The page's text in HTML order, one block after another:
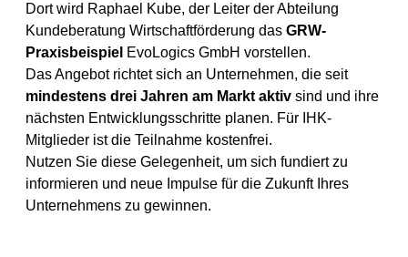
Dort wird Raphael Kube, der Leiter der Abteilung
Kundeberatung Wirtschaftförderung das GRW-
Praxisbeispiel EvoLogics GmbH vorstellen.
Das Angebot richtet sich an Unternehmen, die seit
mindestens drei Jahren am Markt aktiv sind und ihre
nächsten Entwicklungsschritte planen. Für IHK-
Mitglieder ist die Teilnahme kostenfrei.
Nutzen Sie diese Gelegenheit, um sich fundiert zu
informieren und neue Impulse für die Zukunft Ihres
Unternehmens zu gewinnen.